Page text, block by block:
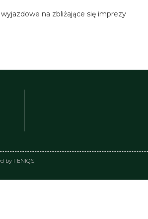
na zbliżające się imprezy
by FENIQS